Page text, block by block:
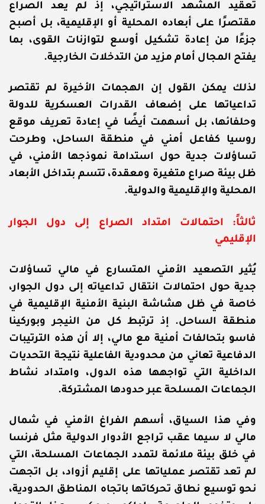
تعقيد المشهد الاستراتيجي، إذ لم يعد الصراع
مقتصرًا على أبعاده المحلية أو الإقليمية، بل أصبح
جزءًا من إعادة تشكيل أوسع لتوازنات القوى، بما
يفتح المجال أمام مزيد من التدخلات الخارجية.
لذلك يمكن القول إن الهجمات الأخيرة لم تقتصر
تداعياتها على إضعاف القدرات العسكرية للدولة
وحلفائها، بل أسهمت أيضًا في إعادة تعريف موقع
روسيا كفاعل أمني في منطقة الساحل، وطرحت
تساؤلات جدية حول استدامة نموذجها الأمني، في
ظل بيئة صراع متغيرة ومعقدة، تتسم بتداخل الأبعاد
المحلية والإقليمية والدولية.
ثالثاً: احتمالات امتداد الصراع إلى دول الجوار
الإقليمي
يُثير التصعيد الأمني المتسارع في مالي تساؤلات
جدية حول احتمالات انتقال تداعياته إلى دول الجوار،
خاصة في ظل هشاشة البنية الأمنية الإقليمية في
منطقة الساحل. إذ ترتبط كل من النيجر وبوركينا
فاسو بتحالفات أمنية مع مالي، إلا أن هذه الترتيبات
الدفاعية تعاني من محدودية الفاعلية نتيجة التحديات
الداخلية التي تواجهها هذه الدول، وامتداد نشاط
الجماعات المسلحة عبر حدودها المشتركة.
وفي هذا السياق، أسهم الفراغ الأمني في شمال
مالي لا سيما عقب تراجع الأدوار الدولية مثل فرنسا
في خلق بيئة ملائمة لتمدد الجماعات المسلحة، التي
لم تعد تقتصر عملياتها على إقليم أزواد، بل اتجهت
نحو توسيع نطاق تحركاتها باتجاه المناطق الحدودية،